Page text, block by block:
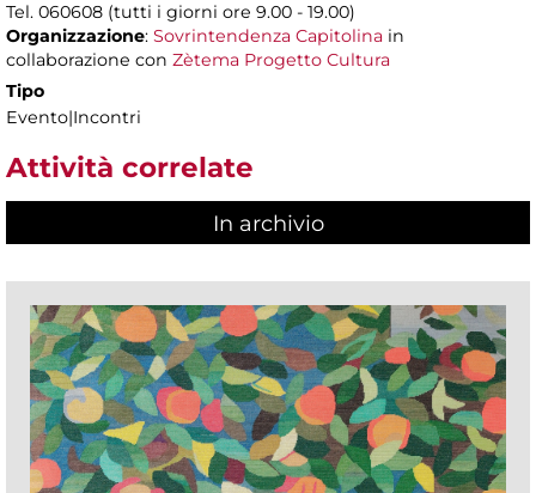
Tel. 060608 (tutti i giorni ore 9.00 - 19.00)
Organizzazione: Sovrintendenza Capitolina in
collaborazione con Zètema Progetto Cultura
Tipo
Evento|Incontri
Attività correlate
In archivio